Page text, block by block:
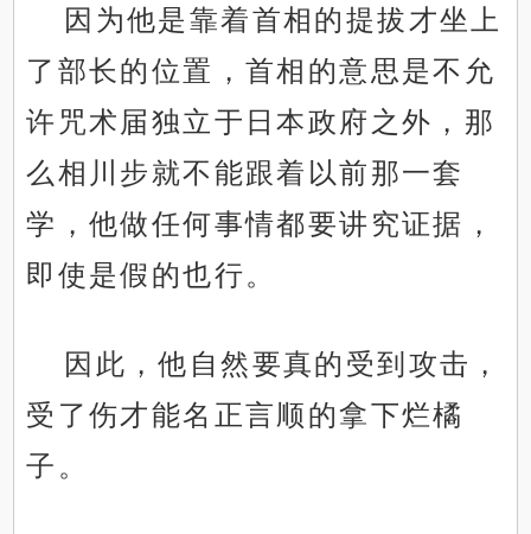
因为他是靠着首相的提拔才坐上
了部长的位置，首相的意思是不允
许咒术届独立于日本政府之外，那
么相川步就不能跟着以前那一套
学，他做任何事情都要讲究证据，
即使是假的也行。
因此，他自然要真的受到攻击，
受了伤才能名正言顺的拿下烂橘
子。